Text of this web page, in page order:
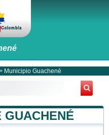
Municipio Guachené
GUACHENÉ